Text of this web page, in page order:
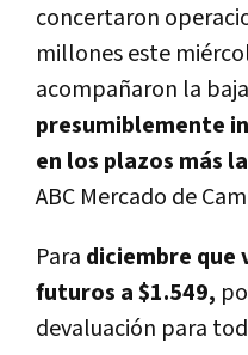
concertaron
millones este
acompañaron la
presumiblemente
en los plazos más
ABC Mercado de
Para diciembre que
futuros a $1.549,
devaluación para